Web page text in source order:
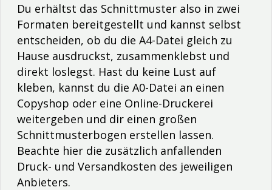
Du erhältst das Schnittmuster also in zwei
Formaten bereitgestellt und kannst selbst
entscheiden, ob du die A4-Datei gleich zu
Hause ausdruckst, zusammenklebst und
direkt loslegst. Hast du keine Lust auf
kleben, kannst du die A0-Datei an einen
Copyshop oder eine Online-Druckerei
weitergeben und dir einen großen
Schnittmusterbogen erstellen lassen.
Beachte hier die zusätzlich anfallenden
Druck- und Versandkosten des jeweiligen
Anbieters.